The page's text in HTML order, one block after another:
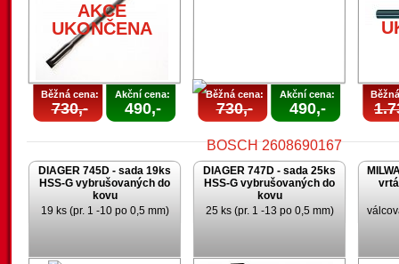
AKCE
UKONČENA
Běžná cena:
730,-
Akční cena:
490,-
Běžná cena:
730,-
Akční cena:
490,-
DIAGER 745D - sada 19ks
HSS-G vybrušovaných do
kovu
19 ks (pr. 1 -10 po 0,5 mm)
DIAGER 747D - sada 25ks
HSS-G vybrušovaných do
kovu
25 ks (pr. 1 -13 po 0,5 mm)